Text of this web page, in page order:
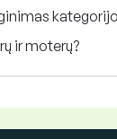
ir moterų?